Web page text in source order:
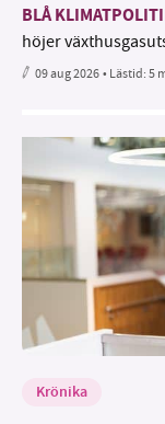
BLÅ
höjer
09 aug 2026• Lästid:5
Krönika